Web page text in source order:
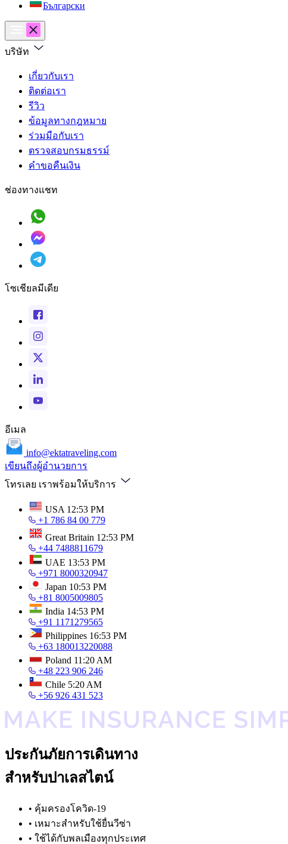
Български
บริษัท
เกี่ยวกับเรา
ติดต่อเรา
รีวิว
ข้อมูลทางกฎหมาย
ร่วมมือกับเรา
ตรวจสอบกรมธรรม์
คำขอคืนเงิน
ช่องทางแชท
โซเชียลมีเดีย
อีเมล
info@ektatraveling.com
เขียนถึงผู้อำนวยการ
โทรเลย เราพร้อมให้บริการ
USA 12:53 PM
+1 786 84 00 779
Great Britain 12:53 PM
+44 7488811679
UAE 13:53 PM
+971 8000320947
Japan 10:53 PM
+81 8005009805
India 14:53 PM
+91 1171279565
Philippines 16:53 PM
+63 180013220088
Poland 11:20 AM
+48 223 906 246
Chile 5:20 AM
+56 926 431 523
ประกันภัยการเดินทาง
สำหรับปาเลสไตน์
• คุ้มครองโควิด-19
• เหมาะสำหรับใช้ยื่นวีซ่า
• ใช้ได้กับพลเมืองทุกประเทศ